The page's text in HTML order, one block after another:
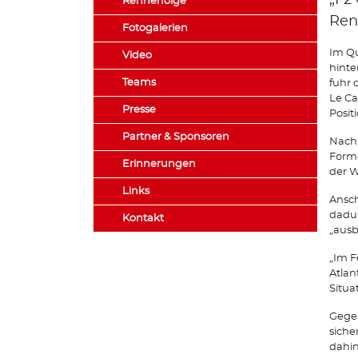
Fotogalerien
Video
Teams
Presse
Partner & Sponsoren
Erinnerungen
Links
Kontakt
Im
fuhr
Le
der
„Im